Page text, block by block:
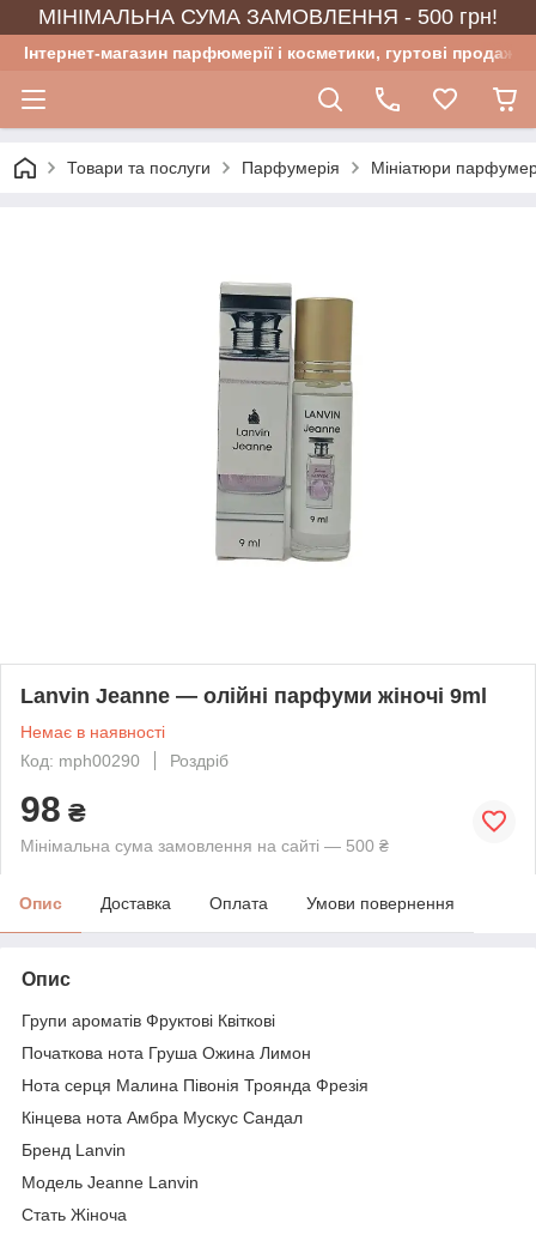
МІНІМАЛЬНА СУМА ЗАМОВЛЕННЯ - 500 грн!
Інтернет-магазин парфюмерії і косметики, гуртові продажі
Товари та послуги Парфумерія Мініатюри
Lanvin Jeanne — олійні парфуми жіночі 9ml
Немає в наявності
Код: mph00290
Роздріб
98 ₴
Мінімальна сума замовлення на сайті — 500 ₴
Опис Доставка Оплата Умови повернення
Опис
Групи ароматів Фруктові Квіткові
Початкова нота Груша Ожина Лимон
Нота серця Малина Півонія Троянда Фрезія
Кінцева нота Амбра Мускус Сандал
Бренд Lanvin
Модель Jeanne Lanvin
Стать Жіноча